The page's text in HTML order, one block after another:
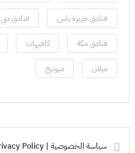
فنادق جزيرة ياس فنادق دبي
فنادق مكة كافيهات
ميلان ميونيخ
سياسة الخصوصية | Privacy Policy